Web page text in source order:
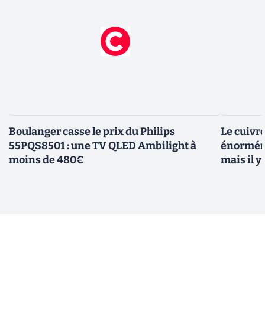
Boulanger casse le prix du Philips
55PQS8501 : une TV QLED Ambilight à
moins de 480€
Le
mais il y